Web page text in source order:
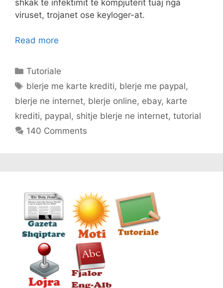
shkak te infektimit te kompjuterit tuaj nga
viruset, trojanet ose keyloger-at.
Read more
Categories
Tutoriale
Tags
blerje me karte krediti, blerje me paypal,
blerje ne internet, blerje online, ebay, karte
krediti, paypal, shitje blerje ne internet, tutorial
140 Comments